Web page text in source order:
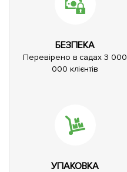
БЕЗПЕКА
Перевірено в садах 3 000
000 клієнтів
УПАКОВКА